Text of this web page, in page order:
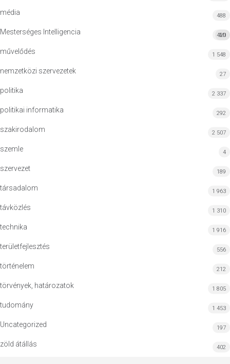
média 488
Mesterséges Intelligencia MI
420
művelődés 1 548
nemzetközi szervezetek 27
politika 2 337
politikai informatika 292
szakirodalom 2 507
szemle 4
szervezet 189
társadalom 1 963
távközlés 1 310
technika 1 916
területfejlesztés 556
történelem 212
törvények, határozatok 1 805
tudomány 1 453
Uncategorized 197
zöld átállás 402